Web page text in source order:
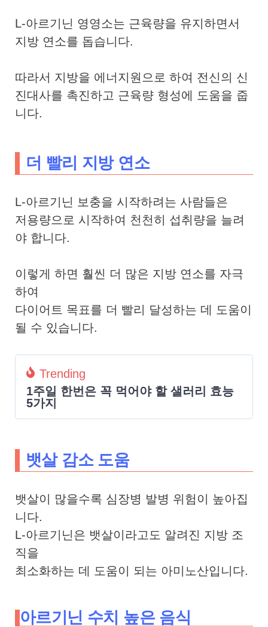
L-아르기닌 영영소는 근육량을 유지하면서
지방 연소를 돕습니다.
따라서 지방을 에너지원으로 하여 전신의 신
진대사를 촉진하고 근육량 형성에 도움을 줍
니다.
더 빨리 지방 연소
L-아르기닌 보충을 시작하려는 사람들은
저용량으로 시작하여 천천히 섭취량을 늘려
야 합니다.
이렇게 하면 훨씬 더 많은 지방 연소를 자극
하여
다이어트 목표를 더 빨리 달성하는 데 도움이
될 수 있습니다.
Trending
1주일 한번은 꼭 먹어야 할 샐러리 효능
5가지
뱃살 감소 도움
뱃살이 많을수록 심장병 발병 위험이 높아집
니다.
L-아르기닌은 뱃살이라고도 알려진 지방 조
직을
최소화하는 데 도움이 되는 아미노산입니다.
아르기닌 수치 높은 음식